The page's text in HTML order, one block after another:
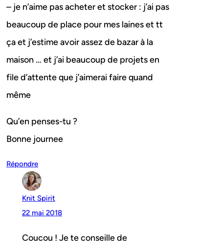
– je n’aime pas acheter et stocker : j’ai pas
beaucoup de place pour mes laines et tt
ça et j’estime avoir assez de bazar à la
maison … et j’ai beaucoup de projets en
file d’attente que j’aimerai faire quand
même
Qu’en penses-tu ?
Bonne journee
Répondre
Knit Spirit
22 mai 2018
Coucou ! Je te conseille de